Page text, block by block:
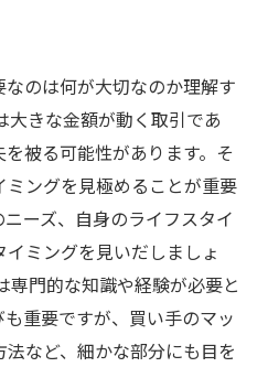
のは何が大切なのか理解す
大きな金額が動く取引であ
被る可能性があります。そ
ングを見極めることが重要
ーズ、自身のライフスタイ
ミングを見いだしましょ
専門的な知識や経験が必要と
重要ですが、買い手のマッ
など、細かな部分にも目を